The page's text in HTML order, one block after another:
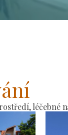
léčebné